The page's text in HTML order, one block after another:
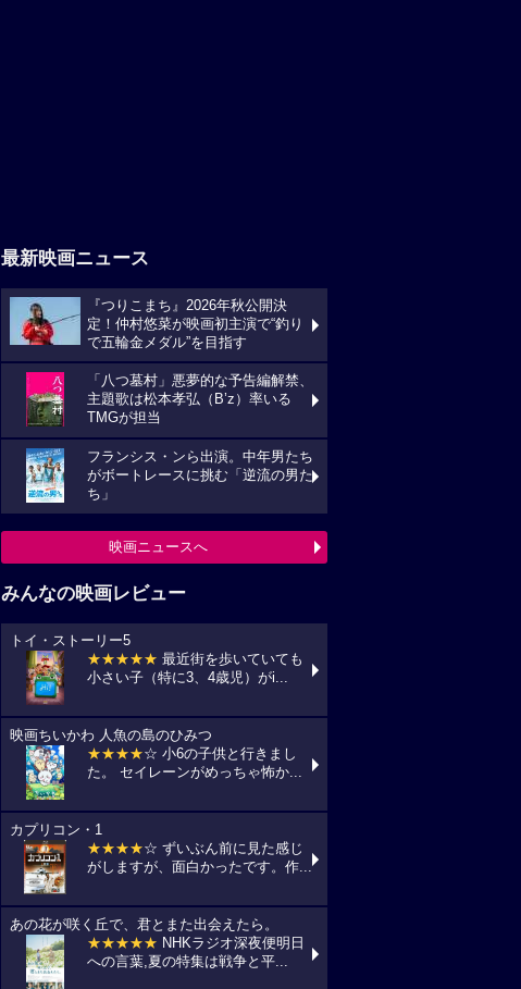
最新映画ニュース
『つりこまち』2026年秋公開決
定！仲村悠菜が映画初主演で“釣り
で五輪金メダル”を目指す
「八つ墓村」悪夢的な予告編解禁、
主題歌は松本孝弘（B’z）率いる
TMGが担当
フランシス・ンら出演。中年男たち
がボートレースに挑む「逆流の男た
ち」
映画ニュースへ
みんなの映画レビュー
トイ・ストーリー5
★★★★★ 最近街を歩いていても
小さい子（特に3、4歳児）がi...
映画ちいかわ 人魚の島のひみつ
★★★★☆ 小6の子供と行きまし
た。 セイレーンがめっちゃ怖か...
カプリコン・1
★★★★☆ ずいぶん前に見た感じ
がしますが、面白かったです。作...
あの花が咲く丘で、君とまた出会えたら。
★★★★★ NHKラジオ深夜便明日
への言葉,夏の特集は戦争と平...